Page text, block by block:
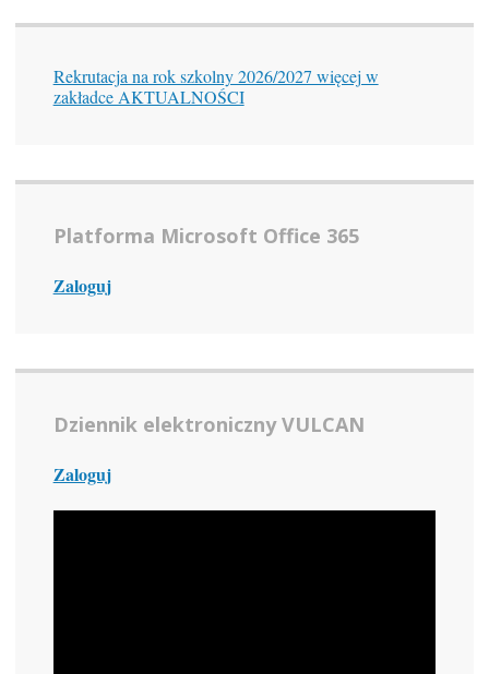
Rekrutacja na rok szkolny 2026/2027 więcej w
zakładce AKTUALNOŚCI
Platforma Microsoft Office 365
Zaloguj
Dziennik elektroniczny VULCAN
Zaloguj